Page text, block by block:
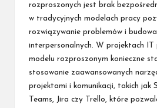
rozproszonych jest brak
w tradycyjnych modelach pracy
rozwiązywanie problemów i
interpersonalnych. W projektach IT
modelu rozproszonym konieczne
stosowanie zaawansowanych
projektami i komunikacji, takich jak
Teams, Jira czy Trello, które